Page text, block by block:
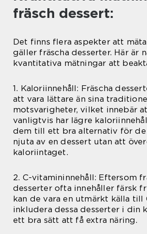
fräsch dessert:
Det finns flera aspekter att
gäller fräscha desserter. Här är
kvantitativa mätningar att
1. Kaloriinnehåll: Fräscha
att vara lättare än sina
motsvarigheter, vilket innebär
vanligtvis har lägre
dem till ett bra alternativ för de
njuta av en dessert utan att
kaloriintaget.
2. C-vitamininnehåll: Eftersom
desserter ofta innehåller färsk
kan de vara en utmärkt källa till
inkludera dessa desserter i din
ett bra sätt att få extra näring.